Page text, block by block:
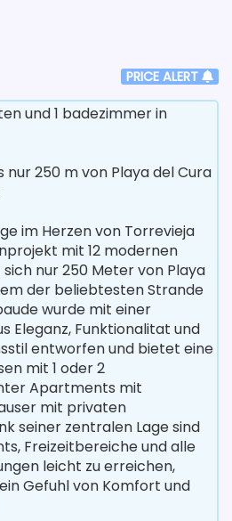
PRICE ALERT
und 1 badezimmer in
250 m von Playa del Cura
im Herzen von Torrevieja
mit 12 modernen
nur 250 Meter von Playa
der beliebtesten Strande
wurde mit einer
Eleganz, Funktionalitat und
entworfen und bietet eine
mit 1 oder 2
Apartments mit
mit privaten
seiner zentralen Lage sind
Freizeitbereiche und alle
leicht zu erreichen,
Gefuhl von Komfort und